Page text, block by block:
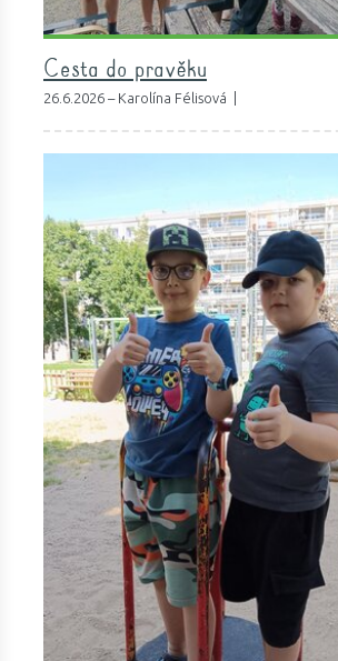
Cesta do pravěku
26.6.2026 – Karolína Félisová |